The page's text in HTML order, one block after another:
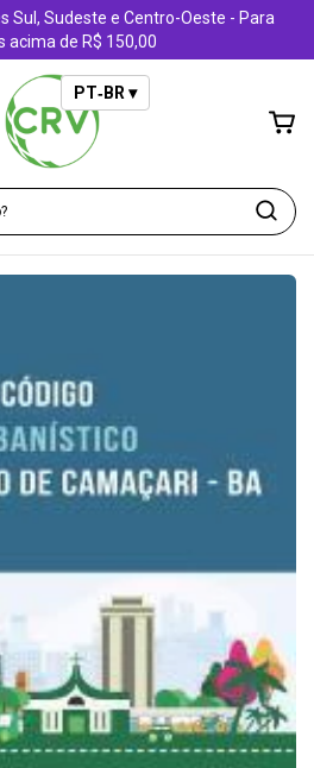
Sul, Sudeste e Centro-Oeste - Para
acima de R$ 150,00
PT‑BR ▾